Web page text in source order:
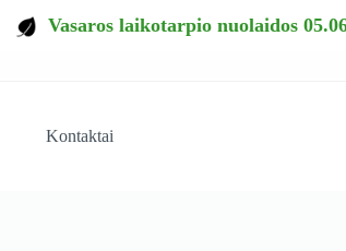
Vasaros laikotarpio nuolaidos
Kontaktai